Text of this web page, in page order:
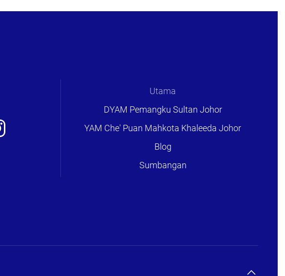
Utama
DYAM Pemangku Sultan Johor
YAM Che' Puan Mahkota Khaleeda Johor
Blog
Sumbangan